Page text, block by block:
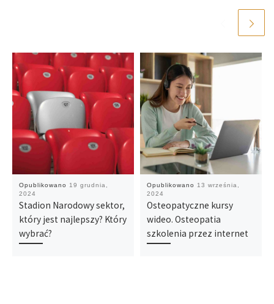
Opublikowano 19 grudnia,
2024
Stadion Narodowy sektor,
który jest najlepszy? Który
wybrać?
Opublikowano 13 września,
2024
Osteopatyczne kursy
wideo. Osteopatia
szkolenia przez internet